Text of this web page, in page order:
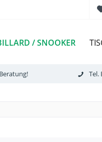
/ SNOOKER
Tel.